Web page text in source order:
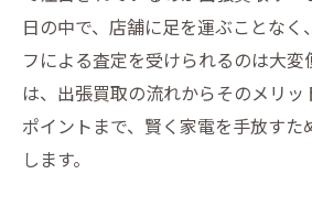
日の中で、店舗に足を運ぶことなく
フによる査定を受けられるのは大変
は、出張買取の流れからそのメリ
ポイントまで、賢く家電を手放す
します。